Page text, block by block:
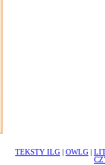
TEKSTY ILG OWLG